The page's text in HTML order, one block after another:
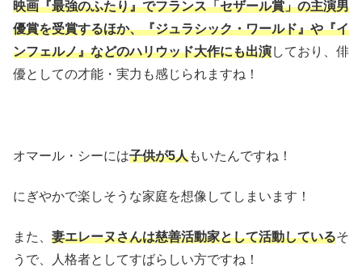
映画『最強のふたり』でフランス「セザール賞」の主演男
優賞を受賞するほか、『ジュラシック・ワールド』や『イ
ンフェルノ』などのハリウッド大作にも出演しており、俳
優としての才能・実力も感じられますね！
オマール・シーには子供が5人もいたんですね！
にぎやかで楽しそうな家庭を想像してしまいます！
また、 妻エレーヌさんは慈善活動家として活動しているそ
うで、人格者としてすばらしい方ですね！